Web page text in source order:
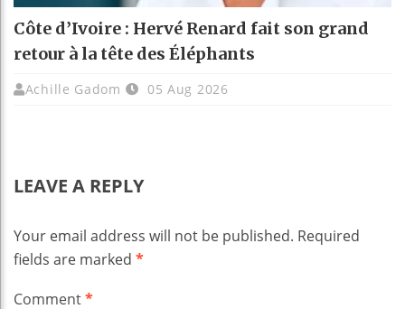
Côte d’Ivoire : Hervé Renard fait son grand
retour à la tête des Éléphants
Achille Gadom 05 Aug 2026
LEAVE A REPLY
Your email address will not be published. Required
fields are marked *
Comment*